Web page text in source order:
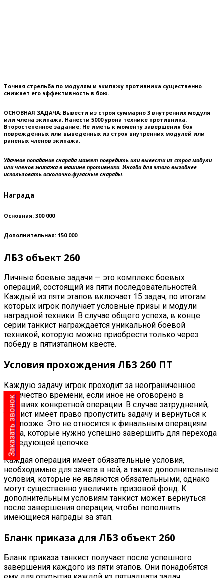
Точная стрельба по модулям и экипажу противника существенно
снижает его эффективность в бою.
ОСНОВНАЯ ЗАДАЧА: Вывести из строя суммарно 3 внутренних модуля
или члена экипажа. Нанести 5000 урона технике противника.
Второстепенное задание: Не иметь к моменту завершения боя
повреждённых или выведенных из строя внутренних модулей или
раненых членов экипажа.
Удачное попадание снаряда может повредить или вывести из строя модули
или членов экипажа в машине противника. Иногда для этого выгоднее
использовать осколочно-фугасные снаряды.
Награда
Основная: 300 000
Дополнительная: 150 000
ЛБЗ объект 260
Личные боевые задачи — это комплекс боевых
операций, состоящий из пяти последовательностей.
Каждый из пяти этапов включает 15 задач, по итогам
которых игрок получает условные призы и модули
наградной техники. В случае общего успеха, в конце
серии танкист награждается уникальной боевой
техникой, которую можно приобрести только через
победу в пятиэтапном квесте.
Условия прохождения ЛБЗ 260 ПТ
Каждую задачу игрок проходит за неограниченное
количество времени, если иное не оговорено в
условиях конкретной операции. В случае затруднений,
танкист имеет право пропустить задачу и вернуться к
ней позже. Это не относится к финальным операциям
этапа, которые нужно успешно завершить для перехода
к следующей цепочке.
Каждая операция имеет обязательные условия,
необходимые для зачета в ней, а также дополнительные
условия, которые не являются обязательными, однако
могут существенно увеличить призовой фонд. К
дополнительным условиям танкист может вернуться
после завершения операции, чтобы пополнить
имеющиеся награды за этап.
Бланк приказа для ЛБЗ объект 260
Бланк приказа танкист получает после успешного
завершения каждого из пяти этапов. Они понадобятся
Заказать звонок